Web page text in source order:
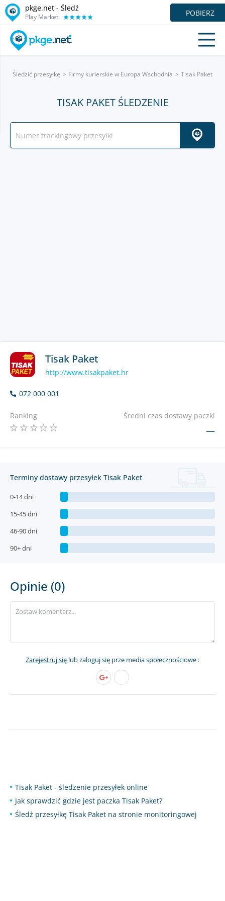
pkge.net - Śledź
Play Market: POBIERZ
Śledzić przesyłkę Firmy kurierskie w Europa Wschodnia Tisak Paket
TISAK PAKET ŚLEDZENIE
Tisak Paket
http://www.tisakpaket.hr
072 000 001
Ranking Średni czas dostawy paczki
—
Terminy dostawy przesyłek Tisak Paket
0-14 dni
15-45 dni
46-90 dni
90+ dni
Opinie (0)
Zarejestruj się lub zaloguj się prze media społecznościowe :
Tisak Paket - śledzenie przesyłek online
Jak sprawdzić gdzie jest paczka Tisak Paket?
Śledź przesyłkę Tisak Paket na stronie monitoringowej